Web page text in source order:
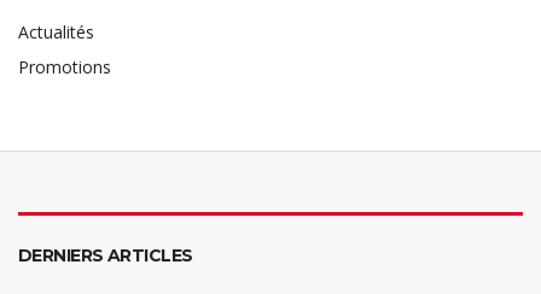
Actualités
Promotions
DERNIERS ARTICLES